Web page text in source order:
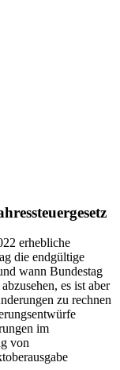
erhebliche
die endgültige
wann Bundestag
es ist aber
zu rechnen
im
von